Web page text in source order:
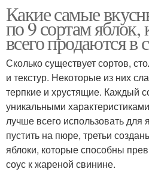
Какие самые
по 9 сортам
всего продаются в
Сколько существует сортов,
и текстур. Некоторые из них
терпкие и хрустящие. Каждый
уникальными
лучше всего использовать для
пустить на пюре, третьи
яблоки, которые способны
соус к жареной свинине.